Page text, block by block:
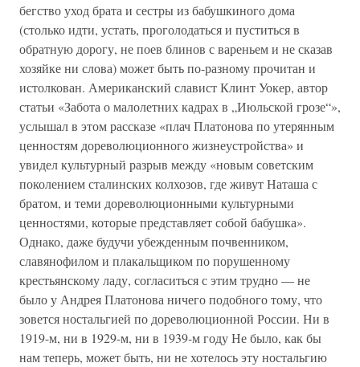
бегство уход брата и сестры из бабушкиного дома
(столько идти, устать, проголодаться и пуститься в
обратную дорогу, не поев блинов с вареньем и не сказав
хозяйке ни слова) может быть по-разному прочитан и
истолкован. Американский славист Клинт Уокер, автор
статьи «Забота о малолетних кадрах в „Июльской грозе“»,
услышал в этом рассказе «плач Платонова по утерянным
ценностям дореволюционного жизнеустройства» и
увидел культурный разрыв между «новым советским
поколением сталинских колхозов, где живут Наташа с
братом, и теми дореволюционными культурными
ценностями, которые представляет собой бабушка».
Однако, даже будучи убежденным почвенником,
славянофилом и плакальщиком по порушенному
крестьянскому ладу, согласиться с этим трудно — не
было у Андрея Платонова ничего подобного тому, что
зовется ностальгией по дореволюционной России. Ни в
1919-м, ни в 1929-м, ни в 1939-м году Не было, как бы
нам теперь, может быть, ни не хотелось эту ностальгию